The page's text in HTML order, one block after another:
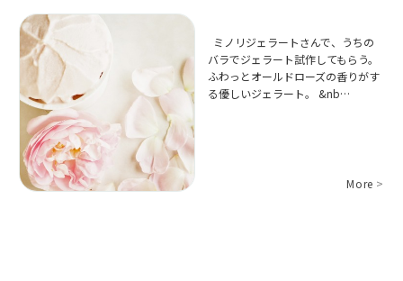
ミノリジェラートさんで、うちの
バラでジェラート試作してもらう。
ふわっとオールドローズの香りがす
る優しいジェラート。 &nb…
More >